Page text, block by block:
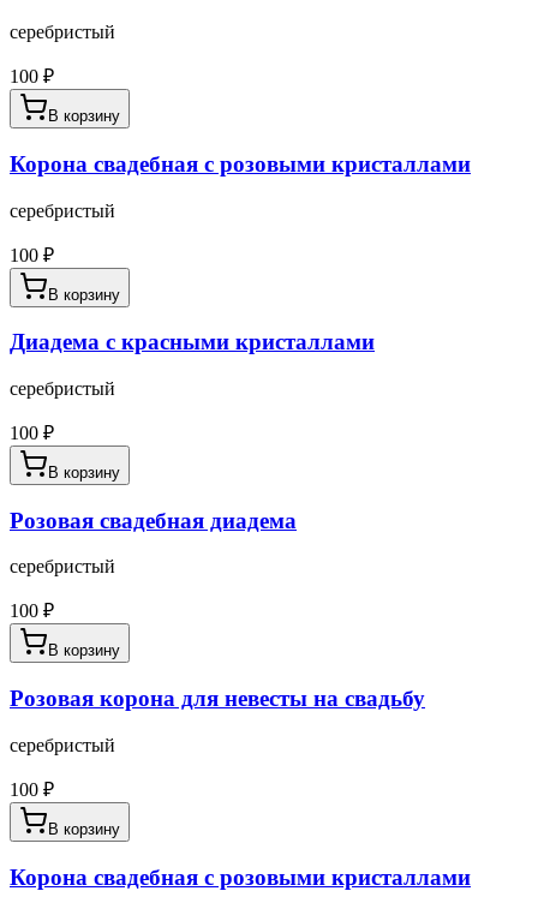
серебристый
100 ₽
В корзину
Корона свадебная с розовыми кристаллами
серебристый
100 ₽
В корзину
Диадема с красными кристаллами
серебристый
100 ₽
В корзину
Розовая свадебная диадема
серебристый
100 ₽
В корзину
Розовая корона для невесты на свадьбу
серебристый
100 ₽
В корзину
Корона свадебная с розовыми кристаллами